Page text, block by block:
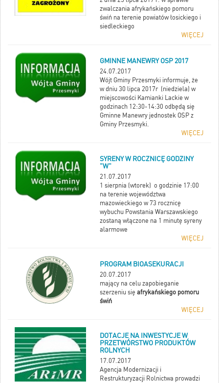
zwalczania afrykańskiego pomoru
świń na terenie powiatów łosickiego i
siedleckiego
WIĘCEJ
GMINNE MANEWRY OSP 2017
24.07.2017
Wójt Gminy Przesmyki informuje, że
w dniu 30 lipca 2017r (niedziela) w
miejscowości Kamianki Lackie w
godzinach 12:30-14:30 odbędą się
Gminne Manewry jednostek OSP z
Gminy Przesmyki.
WIĘCEJ
SYRENY W ROCZNICĘ GODZINY
"W"
21.07.2017
1 sierpnia (wtorek) o godzinie 17:00
na terenie województwa
mazowieckiego w 73 rocznicę
wybuchu Powstania Warszawskiego
zostaną włączone na 1 minutę syreny
alarmowe
WIĘCEJ
PROGRAM BIOASEKURACJI
20.07.2017
mający na celu zapobieganie
szerzeniu sięafrykańskiego pomoru
świń
WIĘCEJ
DOTACJE NA INWESTYCJE W
PRZETWÓRSTWO PRODUKTÓW
ROLNYCH
17.07.2017
Agencja Modernizacji i
Restrukturyzacji Rolnictwa prowadzi